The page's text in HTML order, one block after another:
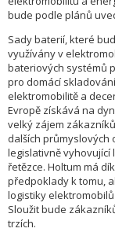
bude podle plánů
Sady baterií, které
využívány v
bateriových systémů
pro domácí
elektromobilitě a
Evropě získává na
velký zájem
dalších průmyslových
legislativně
řetězce. Holtum má
předpoklady k tomu,
logistiky
Sloužit bude
trzích.